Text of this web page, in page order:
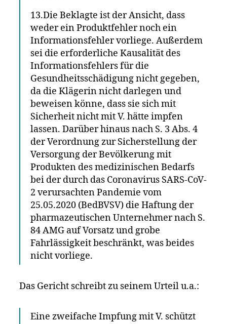
13.Die Beklagte ist der Ansicht, dass
weder ein Produktfehler noch ein
Informationsfehler vorliege. Außerdem
sei die erforderliche Kausalität des
Informationsfehlers für die
Gesundheitsschädigung nicht gegeben,
da die Klägerin nicht darlegen und
beweisen könne, dass sie sich mit
Sicherheit nicht mit V. hätte impfen
lassen. Darüber hinaus nach S. 3 Abs. 4
der Verordnung zur Sicherstellung der
Versorgung der Bevölkerung mit
Produkten des medizinischen Bedarfs
bei der durch das Coronavirus SARS-CoV-
2 verursachten Pandemie vom
25.05.2020 (BedBVSV) die Haftung der
pharmazeutischen Unternehmer nach S.
84 AMG auf Vorsatz und grobe
Fahrlässigkeit beschränkt, was beides
nicht vorliege.
Das Gericht schreibt zu seinem Urteil u.a.:
Eine zweifache Impfung mit V. schützt